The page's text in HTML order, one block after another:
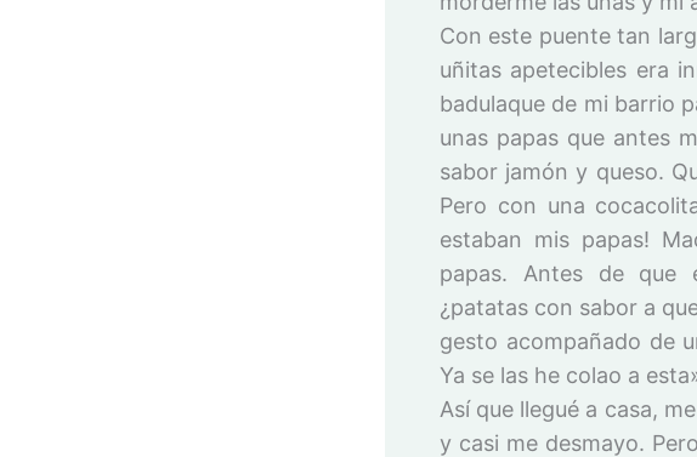
Con este puente tan
uñitas apetecibles era
badulaque de mi barrio
unas papas que antes
sabor jamón y queso.
Pero con una
estaban mis papas!
papas. Antes de que
¿patatas con sabor a
gesto acompañado de
Ya se las he colao a
Así que llegué a casa,
y casi me desmayo.